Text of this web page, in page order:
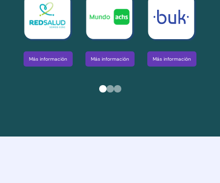
Más información Más información Más información